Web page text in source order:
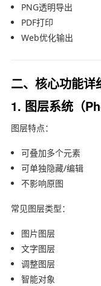
PNG透明导出
PDF打印
Web优化输出
二、核心功能详
1. 图层系统（
图层特点：
可叠加多个元素
可单独隐藏/编辑
不影响原图
常见图层类型：
图片图层
文字图层
调整图层
智能对象